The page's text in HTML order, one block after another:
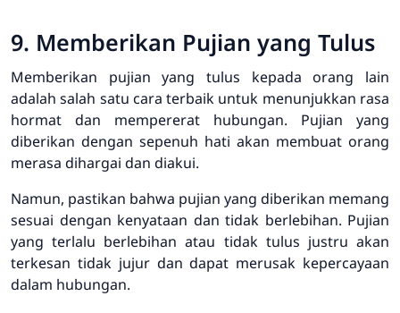
9. Memberikan Pujian yang Tulus
Memberikan pujian yang tulus kepada orang lain
adalah salah satu cara terbaik untuk menunjukkan rasa
hormat dan mempererat hubungan. Pujian yang
diberikan dengan sepenuh hati akan membuat orang
merasa dihargai dan diakui.
Namun, pastikan bahwa pujian yang diberikan memang
sesuai dengan kenyataan dan tidak berlebihan. Pujian
yang terlalu berlebihan atau tidak tulus justru akan
terkesan tidak jujur dan dapat merusak kepercayaan
dalam hubungan.